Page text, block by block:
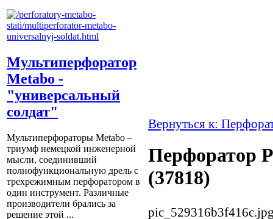
Мультиперфоратор
Metabo -
"универсальный
солдат"
Мультиперфораторы Metabo –
триумф немецкой инженерной
мысли, соединивший
полнофункциональную дрель с
трехрежимным перфоратором в
один инструмент. Различные
производители брались за
решение этой ...
Вернуться к:
Перфоратор
(37818)